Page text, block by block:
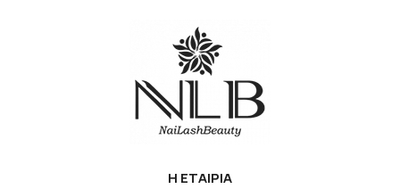
H EΤΑΙΡΙΑ